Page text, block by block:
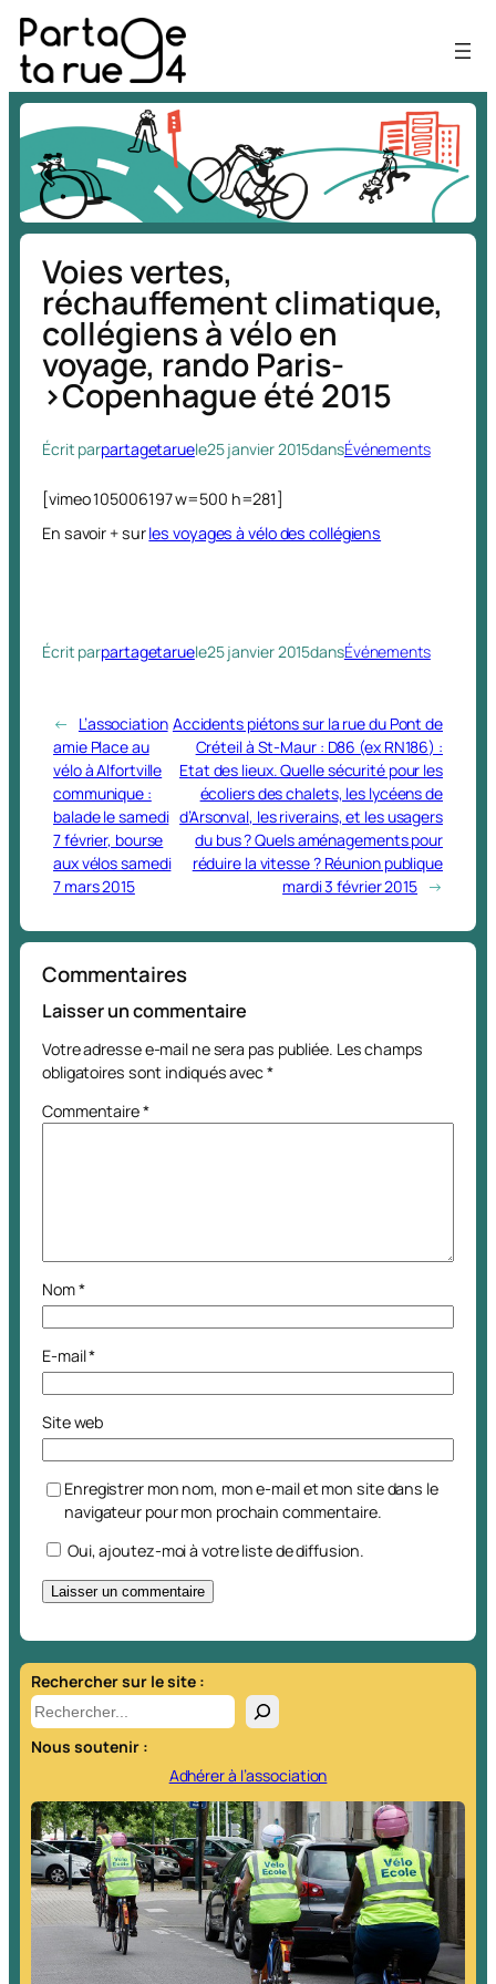
Aller
au
contenu
Voies vertes,
réchauffement climatique,
collégiens à vélo en
voyage, rando Paris-
>Copenhague été 2015
Écrit parpartagetaruele25 janvier 2015dansÉvénements
[vimeo 105006197 w=500 h=281]
En savoir + surles voyages à vélo des collégiens
Écrit parpartagetaruele25 janvier 2015dansÉvénements
←
L’association
amie Place au
vélo à Alfortville
communique :
balade le samedi
7 février, bourse
aux vélos samedi
7 mars 2015
Accidents piétons sur la rue du Pont de
Créteil à St-Maur : D86 (ex RN186) :
Etat des lieux. Quelle sécurité pour les
écoliers des chalets, les lycéens de
d’Arsonval, les riverains, et les usagers
du bus ? Quels aménagements pour
réduire la vitesse ? Réunion publique
mardi 3 février 2015 →
Commentaires
Laisser un commentaire
Votre adresse e-mail ne sera pas publiée. Les champs
obligatoires sont indiqués avec*
Commentaire*
Nom*
E-mail*
Site web
Enregistrer mon nom, mon e-mail et mon site dans le
navigateur pour mon prochain commentaire.
Oui, ajoutez-moi à votre liste de diffusion.
t
e
r
n
i
v
e
:
Rechercher sur le site :
R
e
c
e
c
h
e
r
Nous soutenir :
Adhérer à l’association